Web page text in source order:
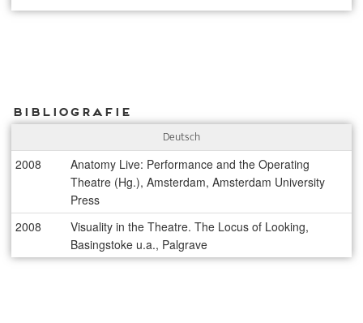
Bibliografie
Deutsch
2008
Anatomy Live: Performance and the Operating
Theatre (Hg.), Amsterdam, Amsterdam University
Press
2008
Visuality in the Theatre. The Locus of Looking,
Basingstoke u.a., Palgrave